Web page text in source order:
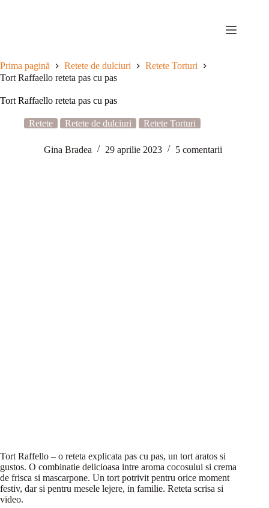
Prima pagină Retete de dulciuri
Retete Torturi
Tort Raffaello reteta pas cu pas
Tort Raffaello reteta pas cu pas
Retete Retete de dulciuri Retete Torturi
Gina Bradea 29 aprilie 2023 5 comentarii
Tort Raffello – o reteta explicata pas cu pas, un tort aratos si
gustos. O combinatie delicioasa intre aroma cocosului si crema
de frisca si mascarpone. Un tort potrivit pentru orice moment
festiv, dar si pentru mesele lejere, in familie. Reteta scrisa si
video.